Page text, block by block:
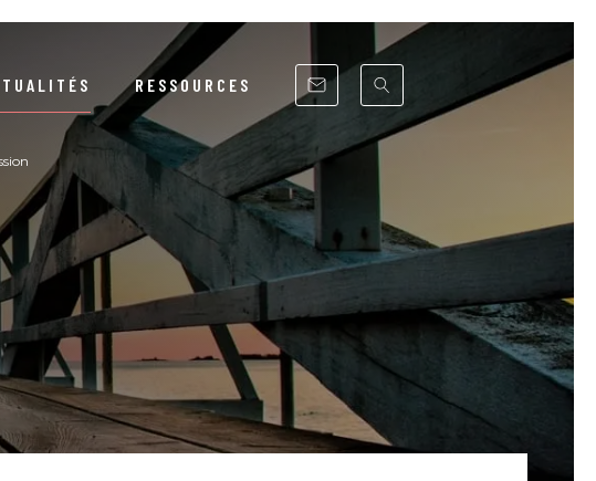
RESSOURCES
/ DOSSIERS RSE
LA DURABILITÉ
PUBLIQUE
/ LIVRES BLANCS
PODCAST